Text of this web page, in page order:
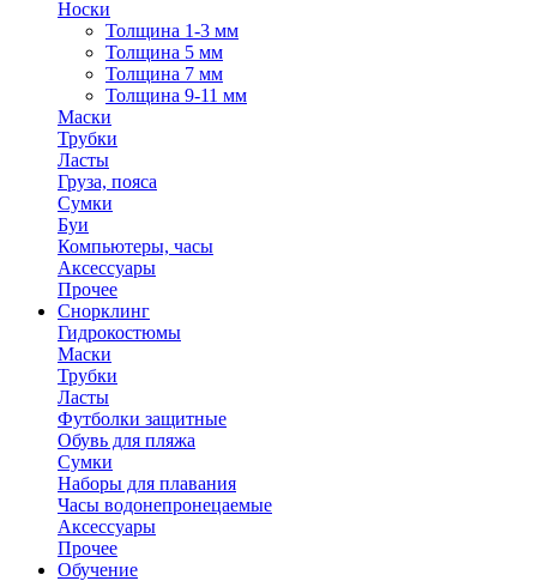
Носки
Толщина 1-3 мм
Толщина 5 мм
Толщина 7 мм
Толщина 9-11 мм
Маски
Трубки
Ласты
Груза, пояса
Сумки
Буи
Компьютеры, часы
Аксессуары
Прочее
Снорклинг
Гидрокостюмы
Маски
Трубки
Ласты
Футболки защитные
Обувь для пляжа
Сумки
Наборы для плавания
Часы водонепронецаемые
Аксессуары
Прочее
Обучение